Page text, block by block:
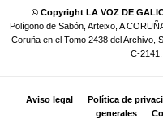
© Copyright LA VOZ DE
Polígono de Sabón, Arteixo, A
Coruña en el Tomo 2438 del Archivo,
C-2141.
Aviso legal Política de
generales